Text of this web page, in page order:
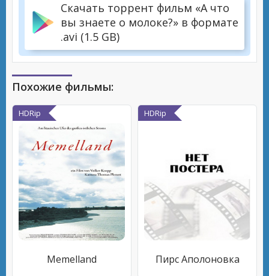
Скачать торрент фильм «А что
вы знаете о молоке?» в формате
.avi (1.5 GB)
Похожие фильмы:
HDRip
Memelland
HDRip
Пирс Аполоновка